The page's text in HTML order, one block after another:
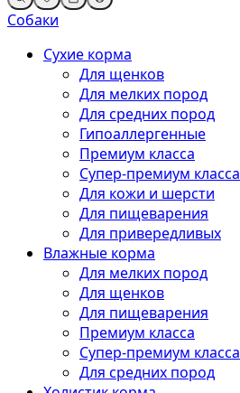
Собаки
Сухие корма
Для щенков
Для мелких пород
Для средних пород
Гипоаллергенные
Премиум класса
Супер-премиум класса
Для кожи и шерсти
Для пищеварения
Для привередливых
Влажные корма
Для мелких пород
Для щенков
Для пищеварения
Премиум класса
Супер-премиум класса
Для средних пород